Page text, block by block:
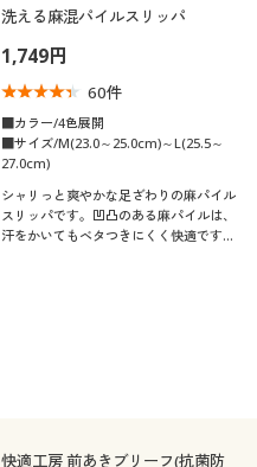
洗える麻混パイルスリッパ
1,749円
60件
■カラー/4色展開
■サイズ/M(23.0～25.0cm)～L(25.5～
27.0cm)
シャリっと爽やかな足ざわりの麻パイル
スリッパです。凹凸のある麻パイルは、
汗をかいてもベタつきにくく快適です♪
快適工房 前あきブリーフ(抗菌防